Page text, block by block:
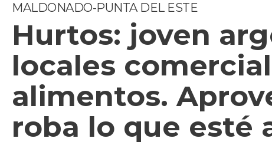
MALDONADO-PUNTA DEL ESTE
Hurtos: joven
locales
alimentos.
roba lo que esté